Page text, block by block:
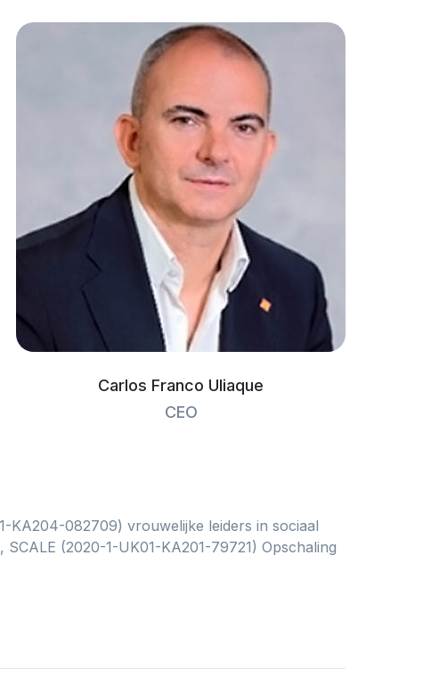
Carlos Franco Uliaque
CEO
KA204-082709) vrouwelijke leiders in sociaal
SCALE (2020-1-UK01-KA201-79721) Opschaling